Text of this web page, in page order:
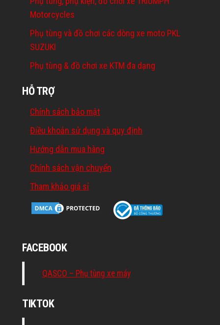
Motorcycles
Phụ tùng và đồ chơi các dòng xe moto PKL
SUZUKI
Phụ tùng & đồ chơi xe KTM đa dạng
HỖ TRỢ
Chính sách bảo mật
Điều khoản sử dụng và quy định
Hướng dẫn mua hàng
Chính sách vận chuyển
Tham khảo giá sỉ
FACEBOOK
QASCO – Phụ tùng xe máy
TIKTOK